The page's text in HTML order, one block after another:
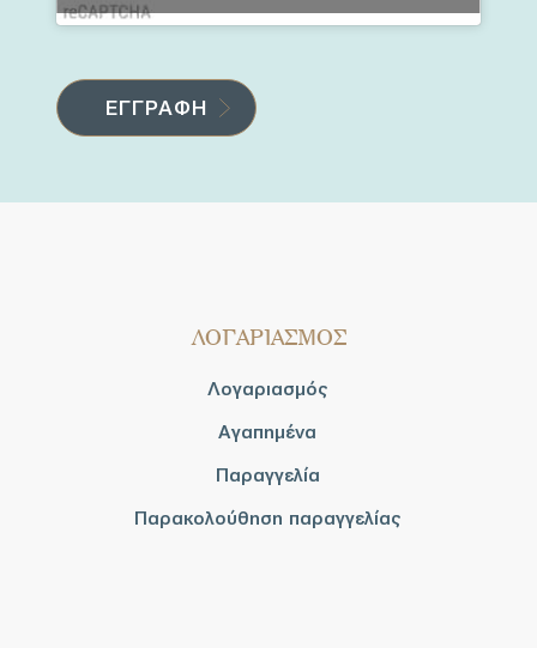
ΛΟΓΑΡΙΑΣΜΟΣ
Λογαριασμός
Αγαπημένα
Παραγγελία
Παρακολούθηση παραγγελίας